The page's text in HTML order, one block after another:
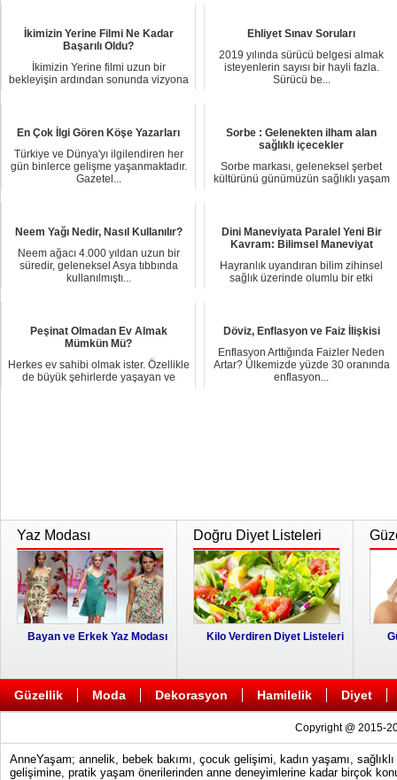
İkimizin Yerine Filmi Ne Kadar
Başarılı Oldu?
İkimizin Yerine filmi uzun bir
bekleyişin ardından sonunda vizyona
Ehliyet Sınav Soruları
2019 yılında sürücü belgesi almak
isteyenlerin sayısı bir hayli fazla.
Sürücü be...
En Çok İlgi Gören Köşe Yazarları
Türkiye ve Dünya'yı ilgilendiren her
gün binlerce gelişme yaşanmaktadır.
Gazetel...
Sorbe : Gelenekten ilham alan
sağlıklı içecekler
Sorbe markası, geleneksel şerbet
kültürünü günümüzün sağlıklı yaşam
Neem Yağı Nedir, Nasıl Kullanılır?
Neem ağacı 4.000 yıldan uzun bir
süredir, geleneksel Asya tıbbında
kullanılmıştı...
Dini Maneviyata Paralel Yeni Bir
Kavram: Bilimsel Maneviyat
Hayranlık uyandıran bilim zihinsel
sağlık üzerinde olumlu bir etki
Peşinat Olmadan Ev Almak
Mümkün Mü?
Herkes ev sahibi olmak ister. Özellikle
de büyük şehirlerde yaşayan ve
Döviz, Enflasyon ve Faiz İlişkisi
Enflasyon Arttığında Faizler Neden
Artar? Ülkemizde yüzde 30 oranında
enflasyon...
Yaz Modası
Bayan ve Erkek Yaz Modası
Doğru Diyet Listeleri
Kilo Verdiren Diyet Listeleri
Güzellik Moda Dekorasyon Hamilelik Diyet
Copyright @ 2015-
AnneYaşam; annelik, bebek bakımı, çocuk gelişimi, kadın yaşamı,
gelişimine, pratik yaşam önerilerinden anne deneyimlerine kadar birçok